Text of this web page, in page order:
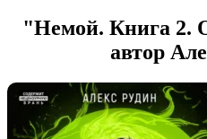
"Немой. Книга 2.
автор